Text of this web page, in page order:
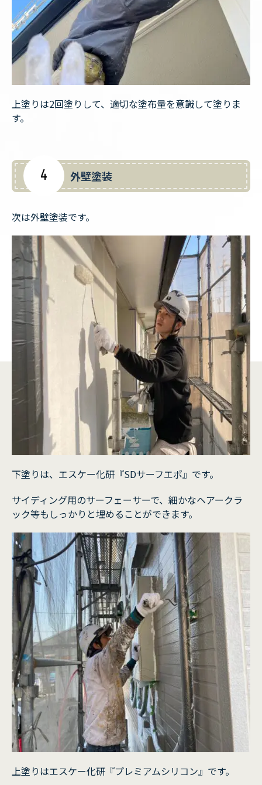
上塗りは2回塗りして、適切な塗布量を意識して塗りま
す。
4 外壁塗装
次は外壁塗装です。
下塗りは、エスケー化研『SDサーフエポ』です。
サイディング用のサーフェーサーで、細かなヘアークラ
ック等もしっかりと埋めることができます。
上塗りはエスケー化研『プレミアムシリコン』です。